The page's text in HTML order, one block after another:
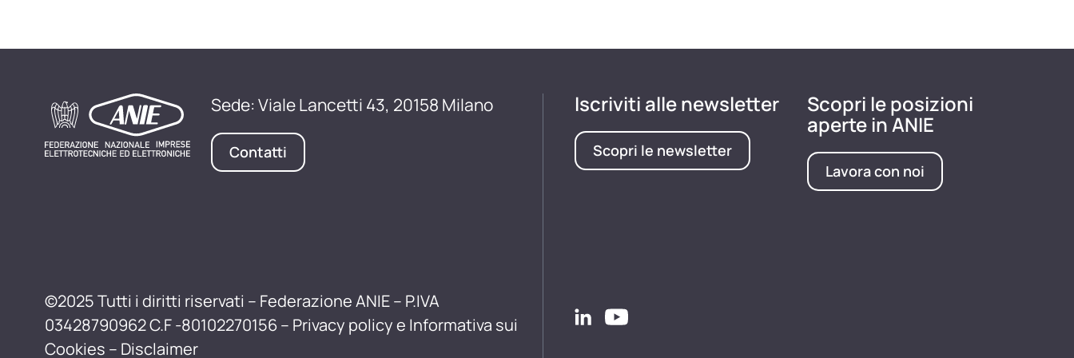
Sede: Viale Lancetti 43, 20158 Milano
Contatti
©2025 Tutti i diritti riservati – Federazione ANIE – P.IVA
03428790962 C.F -80102270156 – Privacy policy e Informativa sui
Cookies – Disclaimer
Iscriviti alle newsletter
Scopri le newsletter
Scopri le posizioni
aperte in ANIE
Lavora con noi